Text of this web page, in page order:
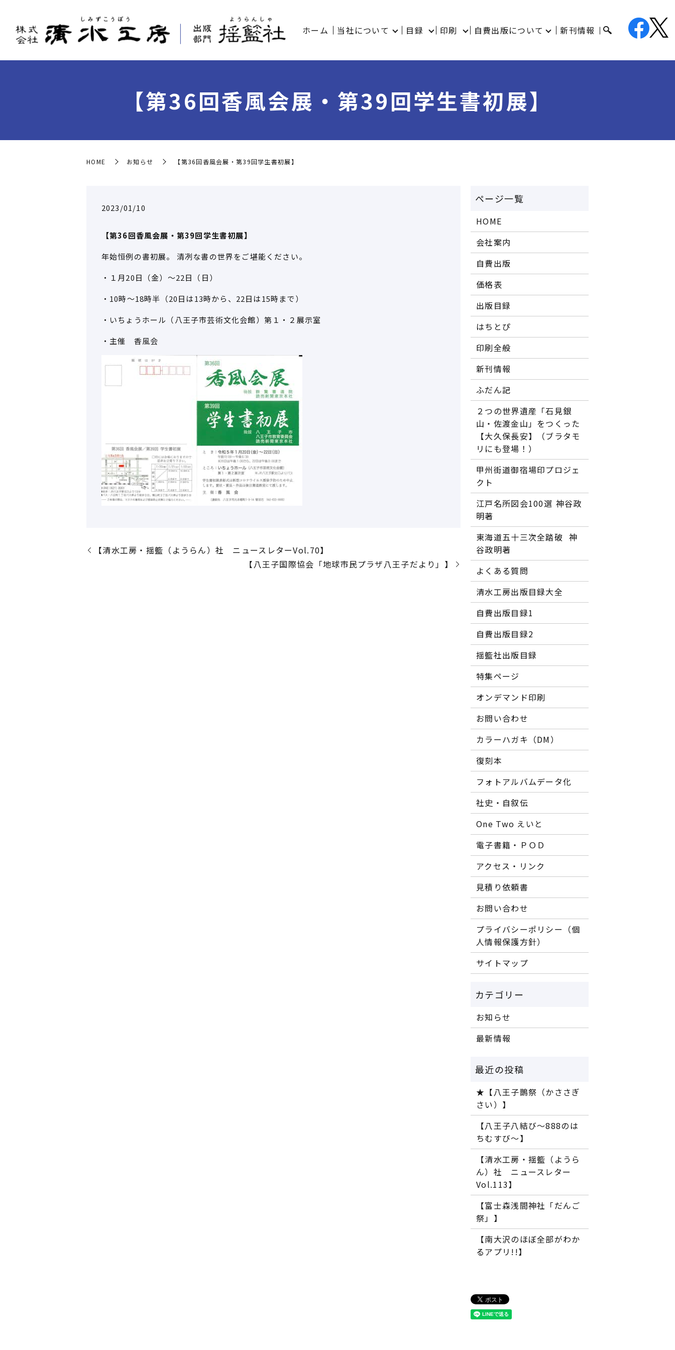
ホーム 当社について 目録 印刷 自費出版について 新刊情報
【第36回香風会展・第39回学生書初展】
HOME お知らせ 【第36回香風会展・第39回学生書初展】
2023/01/10
【第36回香風会展・第39回学生書初展】
年始恒例の書初展。 清冽な書の世界をご堪能ください。
・１月20日（金）～22日（日）
・10時～18時半（20日は13時から、22日は15時まで）
・いちょうホール（八王子市芸術文化会館）第１・２展示室
・主催 香風会
【清水工房・揺籃（ようらん）社 ニュースレターVol.70】
【八王子国際協会「地球市民プラザ八王子だより」】
HOME
会社案内
自費出版
価格表
出版目録
はちとぴ
印刷全般
新刊情報
ふだん記
２つの世界遺産「石見銀
山・佐渡金山」をつくった
【大久保長安】（ブラタモ
リにも登場！）
甲州街道御宿場印プロジェ
クト
江戸名所図会100選―― 神谷政
明著
東海道五十三次全踏破 ―― 神
谷政明著
よくある質問
清水工房出版目録大全
自費出版目録1
自費出版目録2
揺籃社出版目録
特集ページ
オンデマンド印刷
お問い合わせ
カラーハガキ（DM）
復刻本
フォトアルバムデータ化
社史・自叙伝
One Two えいと
電子書籍・ＰＯＤ
アクセス・リンク
見積り依頼書
お問い合わせ
プライバシーポリシー（個
人情報保護方針）
サイトマップ
お知らせ
最新情報
★【八王子鵲祭（かささぎ
さい）】
【八王子八結び～888のは
ちむすび～】
【清水工房・揺籃（ようら
ん）社 ニュースレター
Vol.113】
【富士森浅間神社「だんご
祭」】
【南大沢のほぼ全部がわか
るアプリ!!】